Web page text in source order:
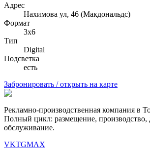
Адрес
Нахимова ул, 46 (Макдональдс)
Формат
3х6
Тип
Digital
Подсветка
есть
Забронировать / открыть на карте
Рекламно-производственная компания в
Полный цикл: размещение, производство,
обслуживание.
VKTGMAX